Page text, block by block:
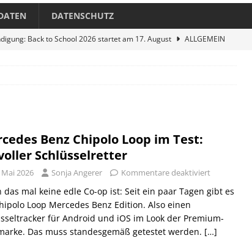
DATENSCHUTZ
Back to School 2026 startet am 17. August
ALLGEMEIN
im Test: Mein Begleiter für Wacken 2026
TELEFON
Benz Chipolo Loop im Test:
Schlüsselretter
2026 Sonja Angerer Kommentare deaktiviert
das mal keine edle Co-op ist: Seit ein paar Tagen gibt es
Loop Mercedes Benz Edition. Also einen
für Android und iOS im Look der Premium-
Das muss standesgemäß getestet werden. […]